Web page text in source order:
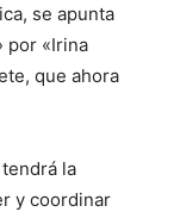
se apunta
por «Irina
que ahora
la
y coordinar